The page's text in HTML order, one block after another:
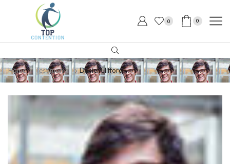
0 0
Home Testimonial Daniel Clifford